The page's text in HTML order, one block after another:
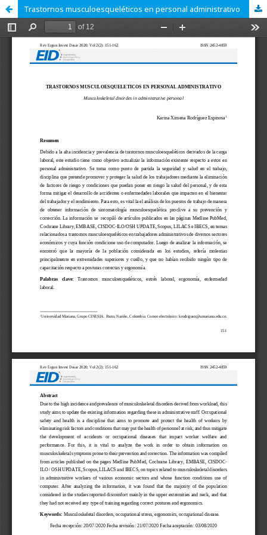
Trastornos musculoesqueléticos en personal administrativo